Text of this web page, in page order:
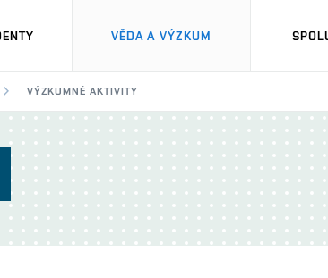
VĚDA A VÝZKUM
VÝZKUMNÉ AKTIVITY